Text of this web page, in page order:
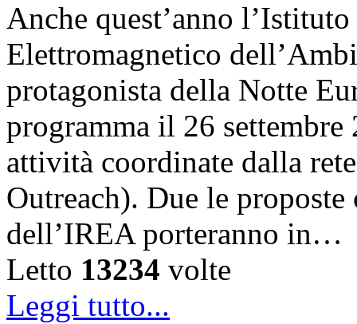
Anche quest’anno
Elettromagnetico
protagonista della Notte
programma il 26
attività coordinate dalla
Outreach). Due le
dell’IREA porteranno in…
Letto 13234 volte
Leggi tutto...